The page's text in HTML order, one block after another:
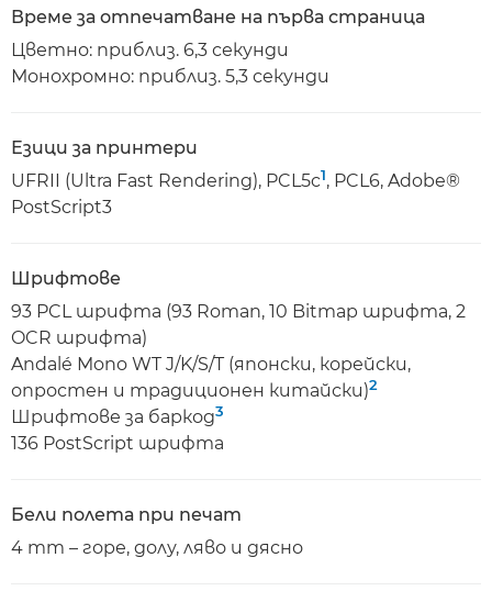
Време за отпечатване на първа страница
Цветно: приблиз. 6,3 секунди
Монохромно: приблиз. 5,3 секунди
Езици за принтери
UFRII (Ultra Fast Rendering), PCL5c1, PCL6, Adobe®
PostScript3
Шрифтове
93 PCL шрифта (93 Roman, 10 Bitmap шрифта, 2
OCR шрифта)
Andalé Mono WT J/K/S/T (японски, корейски,
опростен и традиционен китайски)2
Шрифтове за баркод3
136 PostScript шрифта
Бели полета при печат
4 mm – горе, долу, ляво и дясно